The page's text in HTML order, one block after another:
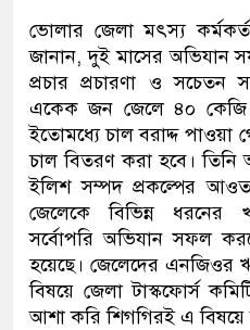
ভোলার জেলা মৎস্য
জানান, দুই মাসের অভিযান
প্রচার প্রচারণা ও সচেতন
একেক জন জেলে ৪০ কেজি
ইতোমধ্যে চাল বরাদ্দ পাওয়া
চাল বিতরণ করা হবে।
ইলিশ সম্পদ প্রকল্পের
জেলেকে বিভিন্ন ধরনের
সর্বোপরি অভিযান সফল
হয়েছে। জেলেদের এনজিওর
বিষয়ে জেলা টাস্কফোর্স
আশা করি শিগগিরই এ বিষয়ে